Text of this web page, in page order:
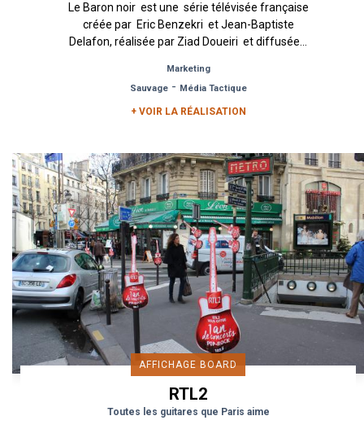
Le Baron noir est une série télévisée française
créée par Eric Benzekri et Jean-Baptiste
Delafon, réalisée par Ziad Doueiri et diffusée...
Marketing
Sauvage- Média Tactique
+ VOIR LA RÉALISATION
AFFICHAGE BOARD
RTL2
Toutes les guitares que Paris aime